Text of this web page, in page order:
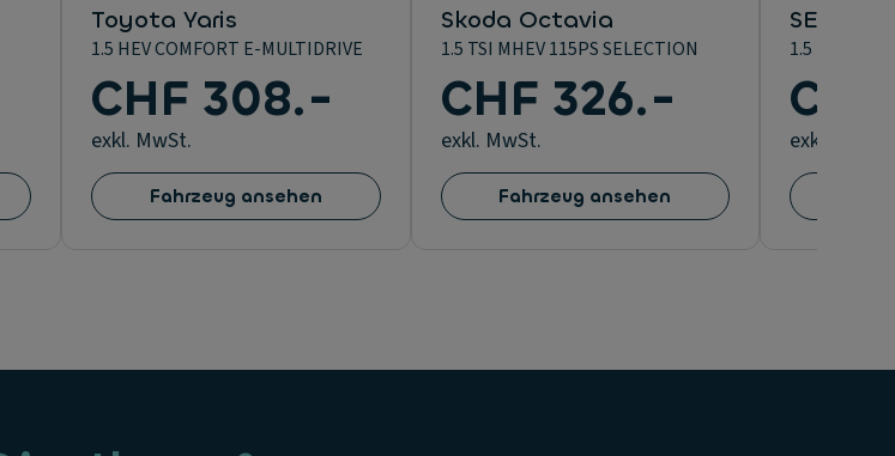
Toyota Yaris
1.5 HEV COMFORT E-MULTIDRIVE
CHF 308.-
exkl. MwSt.
Fahrzeug ansehen
Skoda Octavia
1.5 TSI MHEV 115PS SELECTION
CHF 326.-
exkl. MwSt.
Fahrzeug ansehen
SEAT
1.5 ETSI
exkl. MwSt.